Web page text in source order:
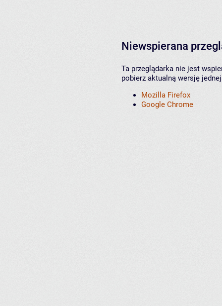
Niewspierana
Ta przeglądarka nie jest
pobierz aktualną wersję
Mozilla Firefox
Google Chrome